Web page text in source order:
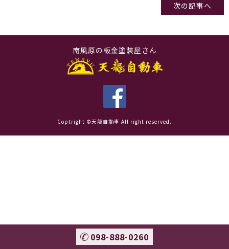
次の記事へ
南風原の板金塗装屋さん
098-888-0260
Coptright ©天龍自動車 All right reserved.